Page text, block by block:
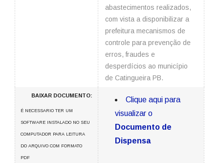
abastecimentos realizados,
com vista a disponibilizar a
prefeitura mecanismos de
controle para prevenção de
erros, fraudes e
desperdícios ao município
de Catingueira PB.
BAIXAR DOCUMENTO:
É NECESSARIO TER UM
SOFTWARE INSTALADO NO SEU
COMPUTADOR PARA LEITURA
DO ARQUIVO COM FORMATO
PDF
Clique aqui para
visualizar o
Documento de
Dispensa